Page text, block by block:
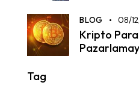
BLOG 08/
Kripto Para
Tag